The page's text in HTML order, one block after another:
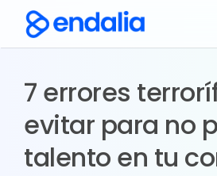
7 errores
evitar para no
talento en tu